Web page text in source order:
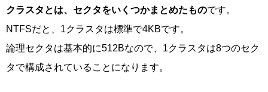
クラスタとは、セクタをいくつかまとめたものです。
NTFSだと、1クラスタは標準で4KBです。
論理セクタは基本的に512Bなので、1クラスタは8つのセク
タで構成されていることになります。